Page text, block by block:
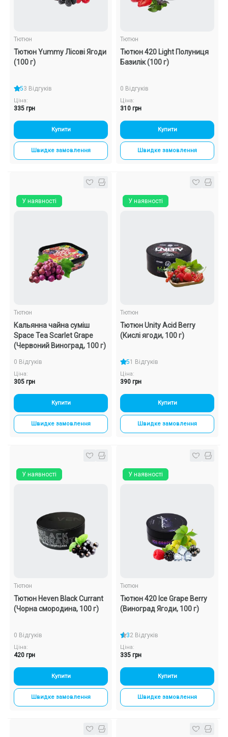
Тютюн
Тютюн Yummy Лісові Ягоди
(100 г)
53 Відгуків
Ціна:
335 грн
Купити
Швидке замовлення
Тютюн
Тютюн 420 Light Полуниця
Базилік (100 г)
0 Відгуків
Ціна:
310 грн
Купити
Швидке замовлення
У наявності
Тютюн
Кальянна чайна суміш
Space Tea Scarlet Grape
(Червоний Виноград, 100 г)
0 Відгуків
Ціна:
305 грн
Купити
Швидке замовлення
У наявності
Тютюн
Тютюн Unity Acid Berry
(Кислі ягоди, 100 г)
51 Відгуків
Ціна:
390 грн
Купити
Швидке замовлення
У наявності
Тютюн
Тютюн Heven Black Currant
(Чорна смородина, 100 г)
0 Відгуків
Ціна:
420 грн
Купити
Швидке замовлення
У наявності
Тютюн
Тютюн 420 Ice Grape Berry
(Виноград Ягоди, 100 г)
32 Відгуків
Ціна:
335 грн
Купити
Швидке замовлення